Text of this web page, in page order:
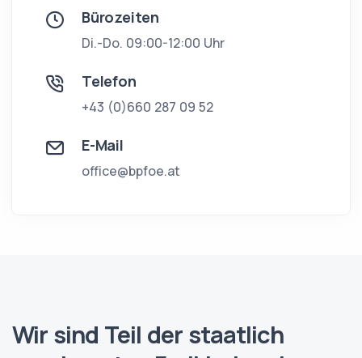
Bürozeiten
Di.-Do. 09:00-12:00 Uhr
Telefon
+43 (0)660 287 09 52
E-Mail
Wir sind Teil der staatlich